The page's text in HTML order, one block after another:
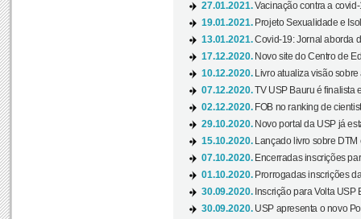
27.01.2021.Vacinação contra a
19.01.2021. Projeto Sexualidade e
13.01.2021.Covid-19: Jornal aborda
17.12.2020. Novo site do Centro de
10.12.2020.
Livro atualiza visão
07.12.2020.TV USP Bauru é finalista
02.12.2020. FOB no ranking de
29.10.2020. Novo portal da USP já
15.10.2020.
Lançado livro sobre
07.10.2020. Encerradas inscrições
01.10.2020. Prorrogadas inscrições
30.09.2020. Inscrição para Volta USP
30.09.2020. USP apresenta o novo